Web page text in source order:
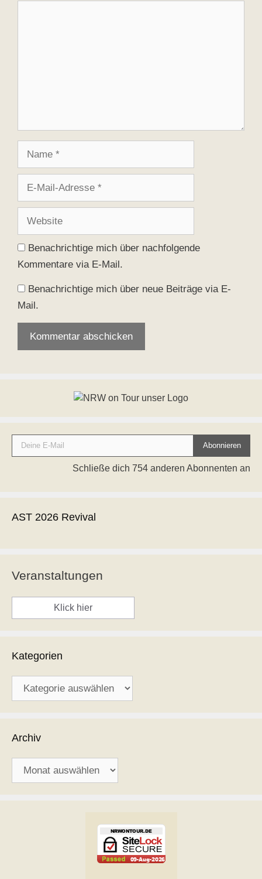
Adresse
Benachrichtige mich über nachfolgende
Kommentare via E-Mail.
Benachrichtige mich über neue Beiträge via E-
Mail.
Deine E-Mail
Abonnieren
Schließe dich 754 anderen Abonnenten an
AST 2026 Revival
Veranstaltungen
Klick hier
Kategorien
Archiv